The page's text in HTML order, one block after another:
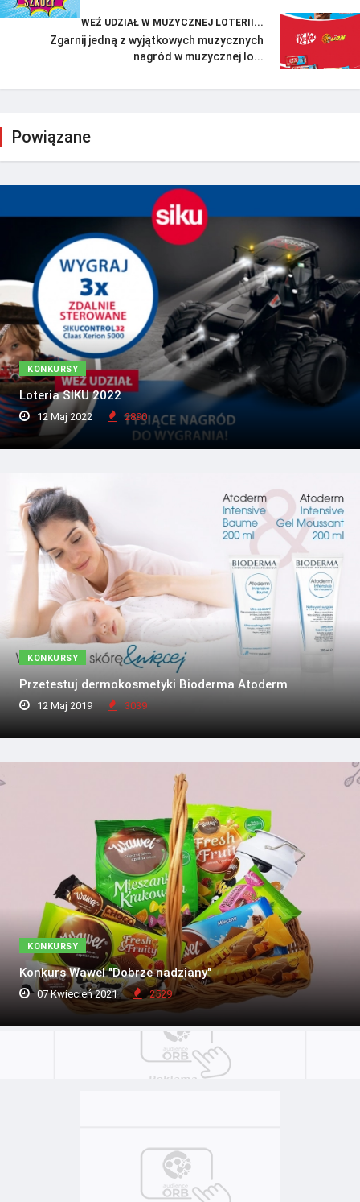
WEŹ UDZIAŁ W MUZYCZNEJ LOTERII...
Zgarnij jedną z wyjątkowych muzycznych
nagród w muzycznej lo...
Powiązane
KONKURSY
Loteria SIKU 2022
12 Maj 2022 2890
KONKURSY
Przetestuj dermokosmetyki Bioderma Atoderm
12 Maj 2019 3039
KONKURSY
Konkurs Wawel "Dobrze nadziany"
07 Kwiecień 2021 2529